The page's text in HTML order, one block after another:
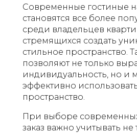
Современные гостиные
становятся все более
среди владельцев
стремящихся создать
стильное пространство.
позволяют не только
индивидуальность, но и
эффективно
пространство.
При выборе
заказ важно учитывать не